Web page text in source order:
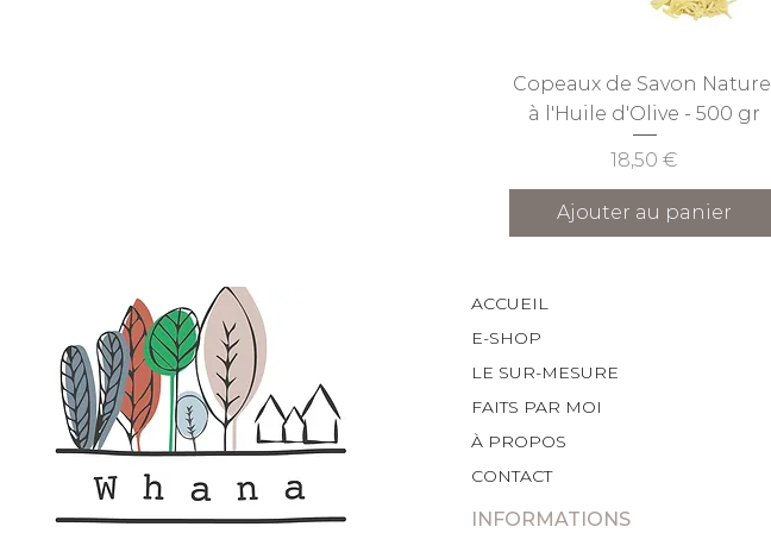
Aperçu rapide
Copeaux de Savon Naturel
à l'Huile d'Olive - 500 gr
Prix
18,50 €
Ajouter au panier
ACCUEIL
E-SHOP
LE SUR-MESURE
FAITS PAR MOI
À PROPOS
CONTACT
INFORMATIONS